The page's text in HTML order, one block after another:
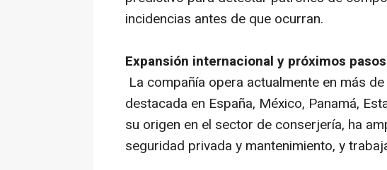
incidencias antes de que ocurran.
Expansión internacional y próximos pasos
La compañía opera actualmente en más
destacada en España, México, Panamá,
su origen en el sector de conserjería, ha
seguridad privada y mantenimiento, y